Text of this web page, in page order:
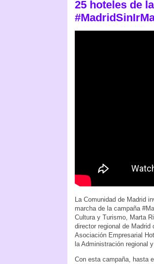
25 hoteles de
La Comunidad de Madrid
marcha de la campaña
Cultura y Turismo, Marta
director regional de
Asociación Empresarial
la Administración regional
Con esta campaña, hasta